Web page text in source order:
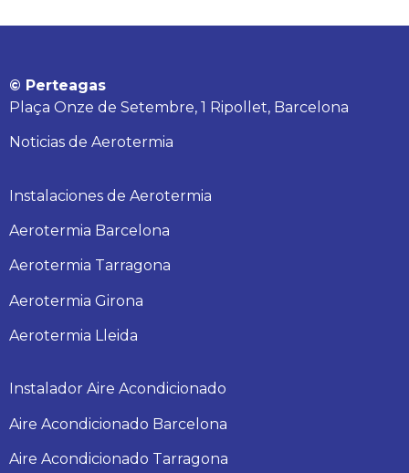
© Perteagas
Plaça Onze de Setembre, 1 Ripollet, Barcelona
Noticias de Aerotermia
Instalaciones de Aerotermia
Aerotermia Barcelona
Aerotermia Tarragona
Aerotermia Girona
Aerotermia Lleida
Instalador Aire Acondicionado
Aire Acondicionado Barcelona
Aire Acondicionado Tarragona